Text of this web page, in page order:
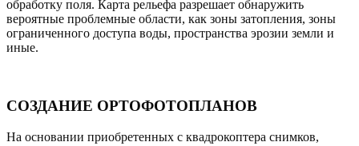
обработку поля. Карта рельефа разрешает обнаружить
вероятные проблемные области, как зоны затопления, зоны
ограниченного доступа воды, пространства эрозии земли и
иные.
СОЗДАНИЕ ОРТОФОТОПЛАНОВ
На основании приобретенных с квадрокоптера снимков,